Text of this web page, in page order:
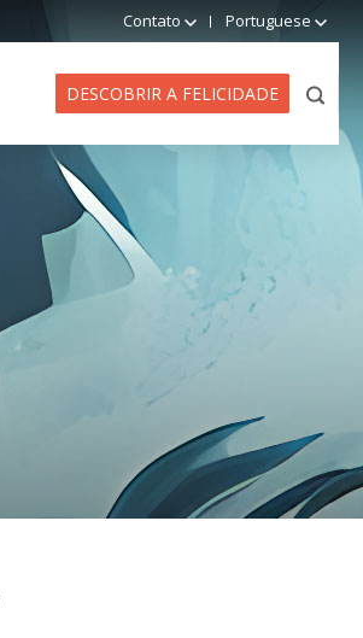
Contato Portuguese
DESCOBRIR A FELICIDADE